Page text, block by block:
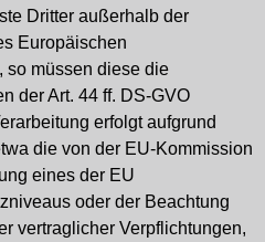
Dritter außerhalb der
Europäischen
so müssen diese die
der Art. 44 ff. DS-GVO
erfolgt aufgrund
die von der EU-Kommission
eines der EU
oder der Beachtung
vertraglicher Verpflichtungen,